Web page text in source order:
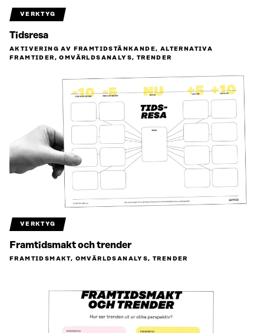
VERKTYG
Tidsresa
AKTIVERING AV FRAMTIDSTÄNKANDE, ALTERNATIVA
FRAMTIDER, OMVÄRLDSANALYS, TRENDER
VERKTYG
Framtidsmakt och trender
FRAMTIDSMAKT, OMVÄRLDSANALYS, TRENDER